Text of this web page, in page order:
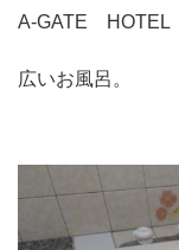
A-GATE HOTEL
広いお風呂。